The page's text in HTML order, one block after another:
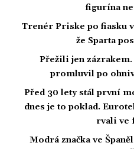
figurína
Trenér Priske po fiasku
že Sparta
Přežili jen
promluvil po
Před 30 lety stál první
dnes je to poklad.
rvali ve
Modrá značka ve